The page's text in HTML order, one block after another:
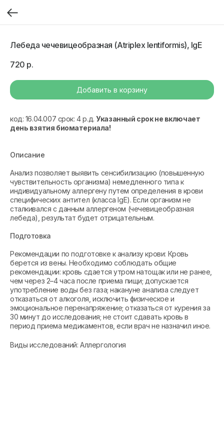
Лебеда чечевицеобразная (Atriplex lentiformis), IgE
720 р.
Добавить в корзину
код: 16.04.007 срок: 4 р.д.Указанный срок не включает
день взятия биоматериала!
Описание
Анализ позволяет выявить сенсибилизацию (повышенную
чувствительность организма) немедленного типа к
индивидуальному аллергену путем определения в крови
специфических антител (класса IgE). Если организм не
сталкивался с данным аллергеном (чечевицеобразная
лебеда), результат будет отрицательным.
Подготовка
Рекомендации по подготовке к анализу крови: Кровь
берется из вены. Необходимо соблюдать общие
рекомендации: кровь сдается утром натощак или не ранее,
чем через 2–4 часа после приема пищи; допускается
употребление воды без газа; накануне анализа следует
отказаться от алкоголя, исключить физическое и
эмоциональное перенапряжение; отказаться от курения за
30 минут до исследования; не стоит сдавать кровь в
период приема медикаментов, если врач не назначил иное.
Виды исследований: Аллергология